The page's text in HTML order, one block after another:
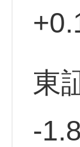
東
-